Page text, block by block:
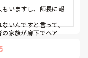
たという方たちの手
ますか？
いますし、師長に報
いんですと言って。
家族が廊下でペア組